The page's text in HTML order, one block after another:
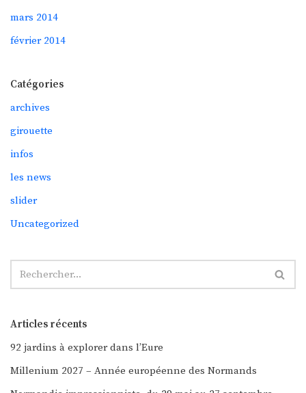
mars 2014
février 2014
Catégories
archives
girouette
infos
les news
slider
Uncategorized
Articles récents
92 jardins à explorer dans l’Eure
Millenium 2027 – Année européenne des Normands